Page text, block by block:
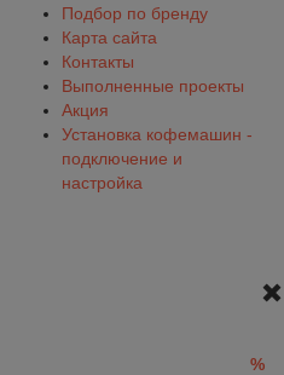
Подбор по бренду
Карта сайта
Контакты
Выполненные проекты
Акция
Установка кофемашин -
подключение и
настройка
%